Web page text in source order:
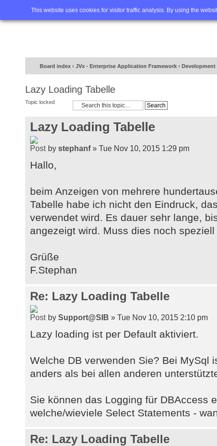
This website uses cookies for visitor traffic analysis. By using the
Home FAQ Advanced
Board index ‹ JVx - Enterprise Application Framework ‹ Development
Lazy Loading Tabelle
Topic locked
Lazy Loading Tabelle
by stephanf» Tue Nov 10, 2015 1:29 pm
Hallo,
beim Anzeigen von mehrere
Tabelle habe ich nicht den Eindruck,
verwendet wird. Es dauer sehr lange,
angezeigt wird. Muss dies noch
Grüße
F.Stephan
Re: Lazy Loading Tabelle
by Support@SIB » Tue Nov 10, 2015 2:10 pm
Lazy loading ist per Default aktiviert.
Welche DB verwenden Sie? Bei MySql
anders als bei allen anderen
Sie können das Logging für DBAccess
welche/wieviele Select Statements -
Re: Lazy Loading Tabelle